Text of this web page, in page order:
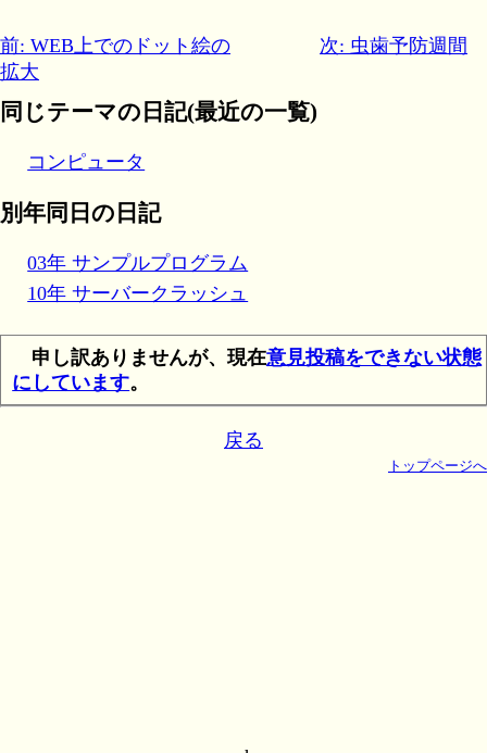
前: WEB上でのドット絵の
拡大
次: 虫歯予防週間
同じテーマの日記(最近の一覧)
コンピュータ
別年同日の日記
03年 サンプルプログラム
10年 サーバークラッシュ
申し訳ありませんが、現在意見投稿をできない状態
にしています。
戻る
トップページへ